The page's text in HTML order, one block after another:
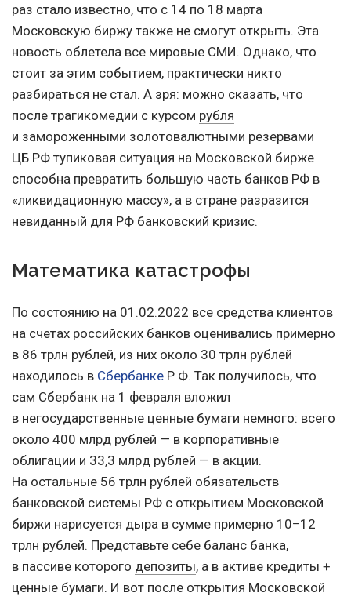
раз стало известно, что с 14 по 18 марта
Московскую биржу также не смогут открыть. Эта
новость облетела все мировые СМИ. Однако, что
стоит за этим событием, практически никто
разбираться не стал. А зря: можно сказать, что
после трагикомедии с курсом рубля
и замороженными золотовалютными резервами
ЦБ РФ тупиковая ситуация на Московской бирже
способна превратить большую часть банков РФ в
«ликвидационную массу», а в стране разразится
невиданный для РФ банковский кризис.
Математика катастрофы
По состоянию на 01.02.2022 все средства клиентов
на счетах российских банков оценивались примерно
в 86 трлн рублей, из них около 30 трлн рублей
находилось в Сбербанке Р Ф. Так получилось, что
сам Сбербанк на 1 февраля вложил
в негосударственные ценные бумаги немного: всего
около 400 млрд рублей — в корпоративные
облигации и 33,3 млрд рублей — в акции.
На остальные 56 трлн рублей обязательств
банковской системы РФ с открытием Московской
биржи нарисуется дыра в сумме примерно 10−12
трлн рублей. Представьте себе баланс банка,
в пассиве которого депозиты, а в активе кредиты +
ценные бумаги. И вот после открытия Московской